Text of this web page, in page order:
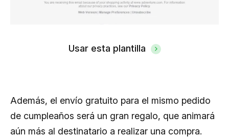
Usar esta plantilla
Además, el envío gratuito para el mismo pedido
de cumpleaños será un gran regalo, que animará
aún más al destinatario a realizar una compra.